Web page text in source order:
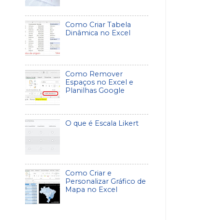
Como Criar Tabela
Dinâmica no Excel
Como Remover
Espaços no Excel e
Planilhas Google
O que é Escala Likert
Como Criar e
Personalizar Gráfico de
Mapa no Excel